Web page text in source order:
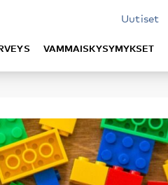
Uutiset
VAMMAISKYSYMYKSET